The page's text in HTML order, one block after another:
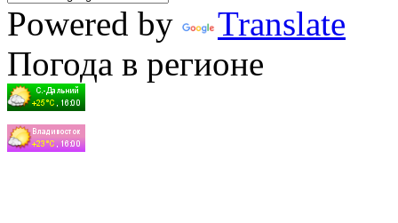
Powered by
Translate
Погода в регионе